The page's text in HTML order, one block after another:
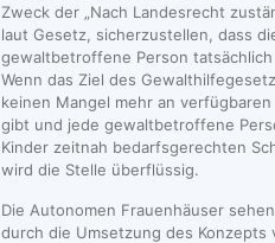
Zweck der „Nach Landesrecht
laut Gesetz, sicherzustellen, dass
gewaltbetroffene Person
Wenn das Ziel des
keinen Mangel mehr an
gibt und jede gewaltbetroffene
Kinder zeitnah bedarfsgerechten
wird die Stelle überflüssig.
Die Autonomen Frauenhäuser
durch die Umsetzung des Konzepts